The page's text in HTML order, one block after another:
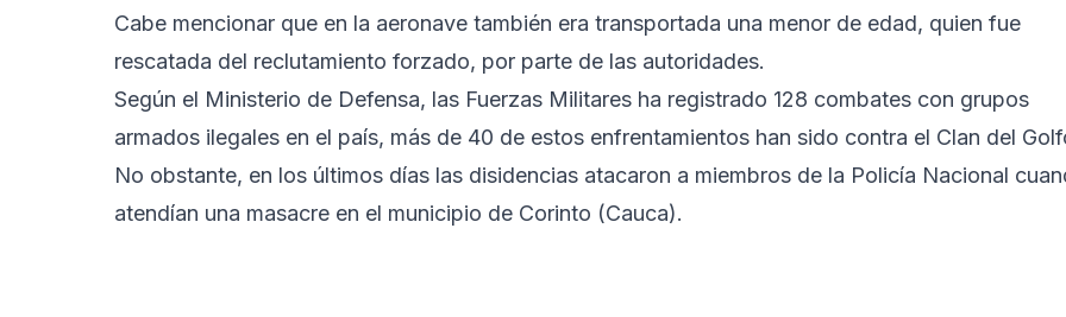
Cabe mencionar que en la aeronave también era transportada una menor de edad, quien fue
rescatada del reclutamiento forzado, por parte de las autoridades.
Según el Ministerio de Defensa, las Fuerzas Militares ha registrado 128 combates con grupos
armados ilegales en el país, más de 40 de estos enfrentamientos han sido contra el Clan del
No obstante, en los últimos días las disidencias atacaron a miembros de la Policía Nacional
atendían una masacre en el municipio de Corinto (Cauca).